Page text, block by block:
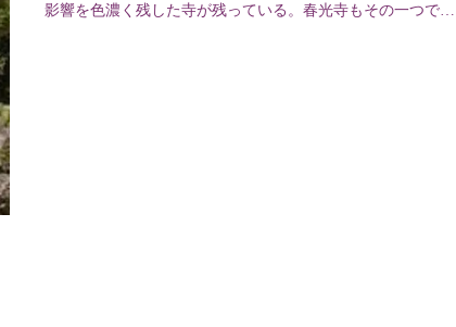
影響を色濃く残した寺が残っている。春光寺もその一つで、